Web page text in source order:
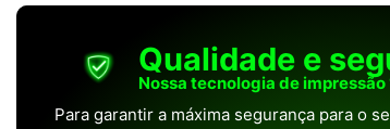
Qualidade e
Nossa tecnologia de
Para garantir a máxima segurança para o